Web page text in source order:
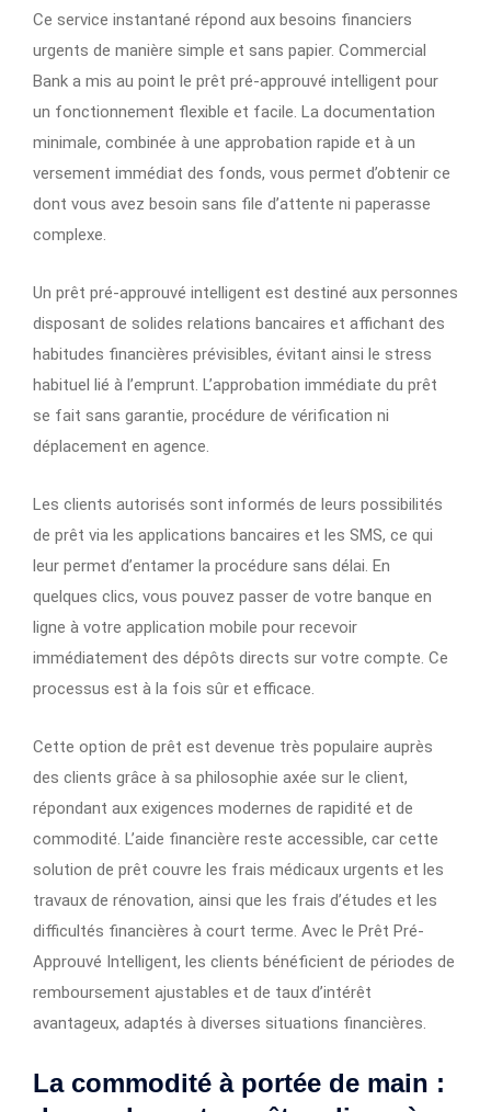
Ce service instantané répond aux besoins financiers
urgents de manière simple et sans papier. Commercial
Bank a mis au point le prêt pré-approuvé intelligent pour
un fonctionnement flexible et facile. La documentation
minimale, combinée à une approbation rapide et à un
versement immédiat des fonds, vous permet d’obtenir ce
dont vous avez besoin sans file d’attente ni paperasse
complexe.
Un prêt pré-approuvé intelligent est destiné aux personnes
disposant de solides relations bancaires et affichant des
habitudes financières prévisibles, évitant ainsi le stress
habituel lié à l’emprunt. L’approbation immédiate du prêt
se fait sans garantie, procédure de vérification ni
déplacement en agence.
Les clients autorisés sont informés de leurs possibilités
de prêt via les applications bancaires et les SMS, ce qui
leur permet d’entamer la procédure sans délai. En
quelques clics, vous pouvez passer de votre banque en
ligne à votre application mobile pour recevoir
immédiatement des dépôts directs sur votre compte. Ce
processus est à la fois sûr et efficace.
Cette option de prêt est devenue très populaire auprès
des clients grâce à sa philosophie axée sur le client,
répondant aux exigences modernes de rapidité et de
commodité. L’aide financière reste accessible, car cette
solution de prêt couvre les frais médicaux urgents et les
travaux de rénovation, ainsi que les frais d’études et les
difficultés financières à court terme. Avec le Prêt Pré-
Approuvé Intelligent, les clients bénéficient de périodes de
remboursement ajustables et de taux d’intérêt
avantageux, adaptés à diverses situations financières.
La commodité à portée de main :